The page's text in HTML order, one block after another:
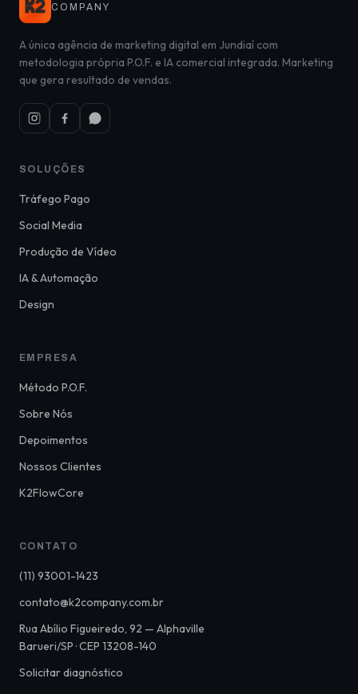
COMPANY
A única agência de marketing digital em Jundiaí com
metodologia própria P.O.F. e IA comercial integrada. Marketing
que gera resultado de vendas.
SOLUÇÕES
Tráfego Pago
Social Media
Produção de Vídeo
IA & Automação
Design
EMPRESA
Método P.O.F.
Sobre Nós
Depoimentos
Nossos Clientes
K2FlowCore
CONTATO
(11) 93001-1423
contato@k2company.com.br
Rua Abílio Figueiredo, 92 — Alphaville
Barueri/SP · CEP 13208-140
Solicitar diagnóstico